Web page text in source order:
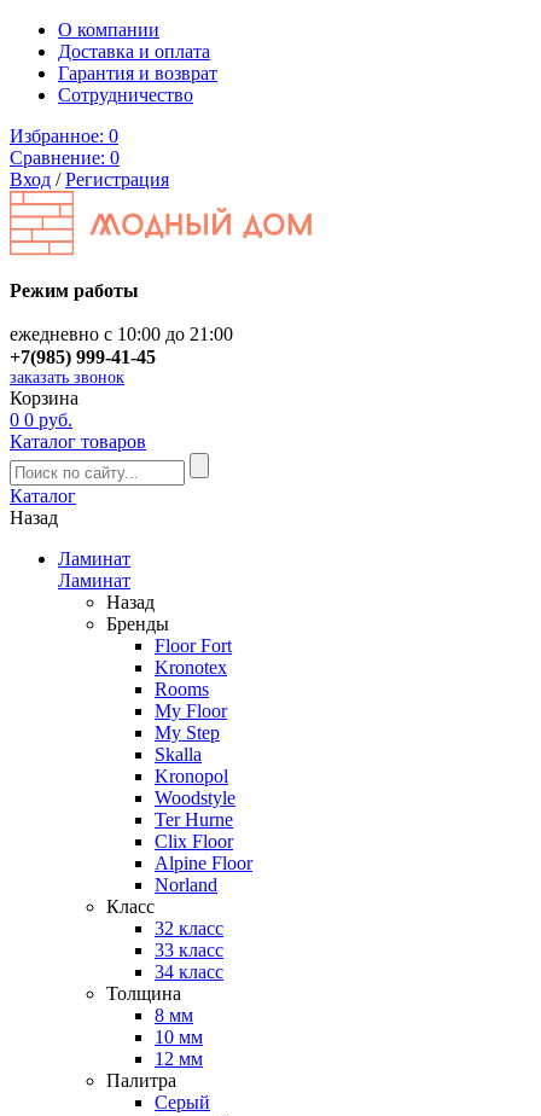
О компании
Доставка и оплата
Гарантия и возврат
Сотрудничество
Избранное: 0
Сравнение: 0
Вход /Регистрация
Режим работы
ежедневно с 10:00 до 21:00
+7(985) 999-41-45
заказать звонок
Корзина
0 0 руб.
Каталог товаров
Каталог
Назад
Ламинат
Ламинат
Назад
Бренды
Floor Fort
Kronotex
Rooms
My Floor
My Step
Skalla
Kronopol
Woodstyle
Ter Hurne
Clix Floor
Alpine Floor
Norland
Класс
32 класс
33 класс
34 класс
Толщина
8 мм
10 мм
12 мм
Палитра
Серый